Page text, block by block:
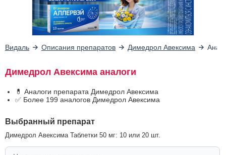
Видаль Описания препаратов Димедрол Авексима
Димедрол Авексима аналоги
💊 Аналоги препарата Димедрол Авексима
✅ Более 199 аналогов Димедрол Авексима
Выбранный препарат
Димедрол Авексима Таблетки 50 мг: 10 или 20 шт.